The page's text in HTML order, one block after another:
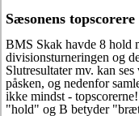
Sæsonens topscorere
BMS Skak havde 8 hold
divisionsturneringen og
Slutresultater mv. kan
påsken, og nedenfor
ikke mindst -
"hold" og B betyder